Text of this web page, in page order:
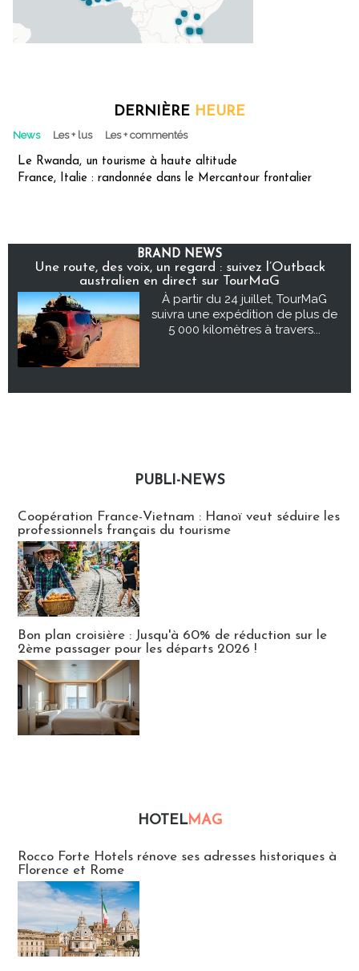
DERNIÈRE HEURE
News Les + lus Les + commentés
Le Rwanda, un tourisme à haute altitude
France, Italie : randonnée dans le Mercantour frontalier
BRAND NEWS
Une route, des voix, un regard : suivez l’Outback
australien en direct sur TourMaG
À partir du 24 juillet, TourMaG
suivra une expédition de plus de
5 000 kilomètres à travers...
PUBLI-NEWS
Coopération France-Vietnam : Hanoï veut séduire les
professionnels français du tourisme
Bon plan croisière : Jusqu'à 60% de réduction sur le
2ème passager pour les départs 2026 !
HOTELMAG
Rocco Forte Hotels rénove ses adresses historiques à
Florence et Rome